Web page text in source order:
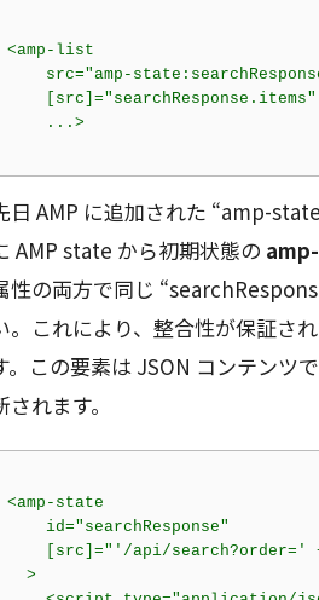
<amp-list
src="amp-
src ]="searchResponse.items"
... >
日 AMP に追加された “amp-
AMP state から初期状態の
性の両方で同じ
。これにより、整合性が保証さ
。この要素は JSON コンテンツ
されます。
<amp-state
id="searchResponse"
    [
src]="'/api/
  >